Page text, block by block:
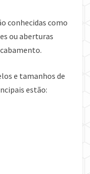
conhecidas como
ou aberturas
e tamanhos de
estão: